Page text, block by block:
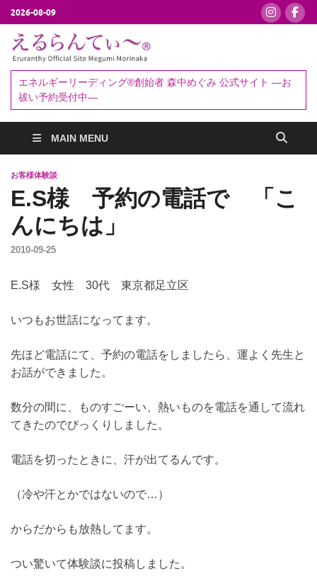
2026-08-09
ぃ～®
予約受付中
エネルギーリーディング®創始者 森中めぐみ 公式サイト ―お
祓い予約受付中―
MAIN MENU
お客様体験談
E.S様 予約の電話で 「こ
んにちは」
2010-09-25
E.S様 女性 30代 東京都足立区
いつもお世話になってます。
先ほど電話にて、予約の電話をしましたら、運よく先生と
お話ができました。
数分の間に、ものすごーい、熱いものを電話を通して流れ
てきたのでびっくりしました。
電話を切ったときに、汗が出てるんです。
（冷や汗とかではないので…）
からだからも放熱してます。
つい驚いて体験談に投稿しました。